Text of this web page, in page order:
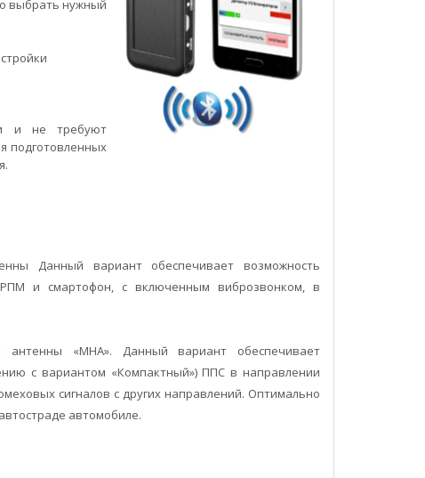
выбрать нужный
и не требуют
подготовленных
Данный вариант обеспечивает возможность
РПМ и смартофон, с включенным виброзвонком, в
антенны «МНА». Данный вариант обеспечивает
с вариантом «Компактный») ППС в направлении
сигналов с других направлений. Оптимально
автомобиле.